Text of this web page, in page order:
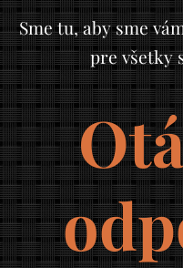
Sme tu, aby sme
pre všetky